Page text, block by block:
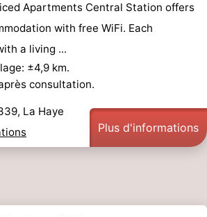
Apartments Central Station offers
with free WiFi. Each
a living ...
±4,9 km.
consultation.
La Haye
Plus d'informations